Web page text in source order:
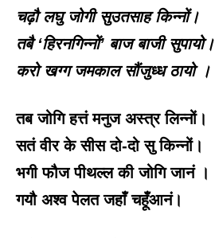
चढ़ौ लघु जोगी सुउतसाह किन्नों।
तबै ‘हिरनगिन्नों’ बाज बाजी सुपायो।
करो खग्ग जमकाल सौंजुध्ध ठायो ।
तब जोगि हत्तं मनुज अस्त्र लिन्नों।
सतं वीर के सीस दो-दो सु किन्नों।
भगी फौज पीथल्ल की जोगि जानं ।
गयौ अश्व पेलत जहाँ चहूँआनं।